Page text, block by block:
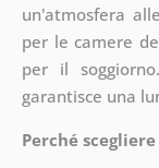
un'atmosfera
per le camere
per il
garantisce una
Perché